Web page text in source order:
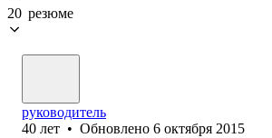
20 резюме
руководитель
40 лет • Обновлено 6 октября 2015